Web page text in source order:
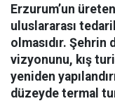
Erzurum’un
uluslararası
olmasıdır. Şehrin
vizyonunu, kış
yeniden
düzeyde termal